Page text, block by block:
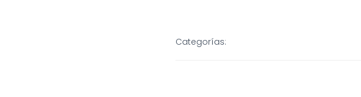
Categorías: